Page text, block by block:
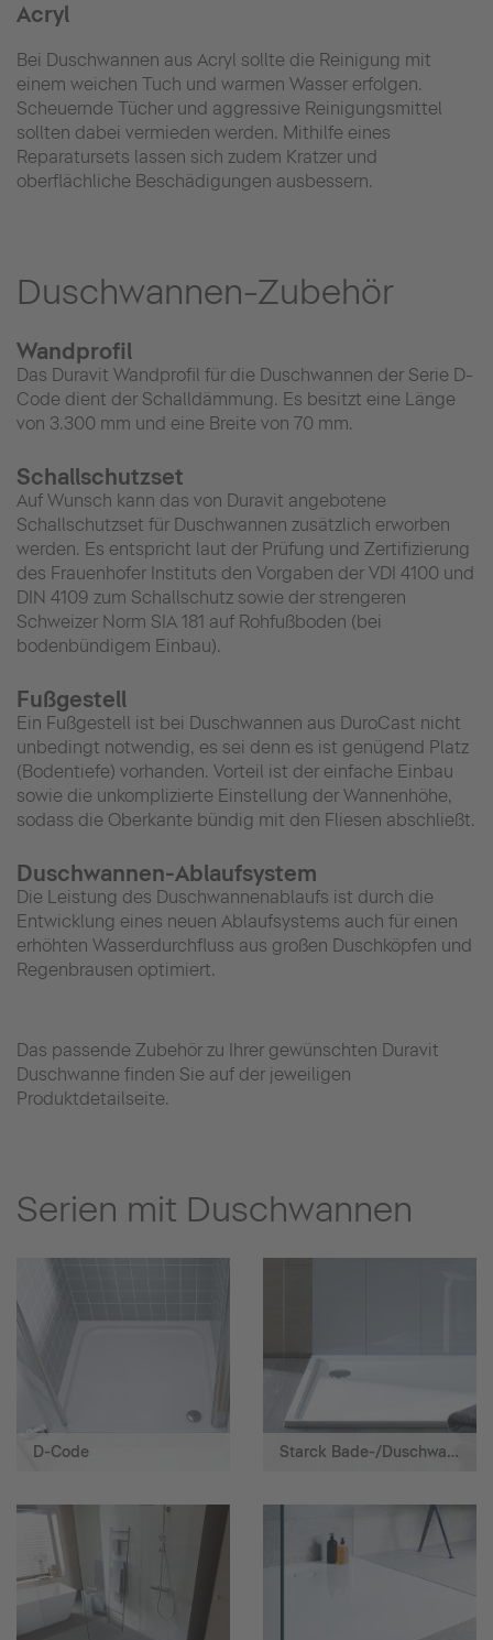
Acryl
Bei Duschwannen aus Acryl sollte die Reinigung mit
einem weichen Tuch und warmen Wasser erfolgen.
Scheuernde Tücher und aggressive Reinigungsmittel
sollten dabei vermieden werden. Mithilfe eines
Reparatursets lassen sich zudem Kratzer und
oberflächliche Beschädigungen ausbessern.
Duschwannen-Zubehör
Wandprofil
Das Duravit Wandprofil für die Duschwannen der Serie D-
Code dient der Schalldämmung. Es besitzt eine Länge
von 3.300 mm und eine Breite von 70 mm.
Schallschutzset
Auf Wunsch kann das von Duravit angebotene
Schallschutzset für Duschwannen zusätzlich erworben
werden. Es entspricht laut der Prüfung und Zertifizierung
des Frauenhofer Instituts den Vorgaben der VDI 4100 und
DIN 4109 zum Schallschutz sowie der strengeren
Schweizer Norm SIA 181 auf Rohfußboden (bei
bodenbündigem Einbau).
Fußgestell
Ein Fußgestell ist bei Duschwannen aus DuroCast nicht
unbedingt notwendig, es sei denn es ist genügend Platz
(Bodentiefe) vorhanden. Vorteil ist der einfache Einbau
sowie die unkomplizierte Einstellung der Wannenhöhe,
sodass die Oberkante bündig mit den Fliesen abschließt.
Duschwannen-Ablaufsystem
Die Leistung des Duschwannenablaufs ist durch die
Entwicklung eines neuen Ablaufsystems auch für einen
erhöhten Wasserdurchfluss aus großen Duschköpfen und
Regenbrausen optimiert.
Das passende Zubehör zu Ihrer gewünschten Duravit
Duschwanne finden Sie auf der jeweiligen
Produktdetailseite.
Serien mit Duschwannen
D-Code Starck Bade-/Duschwannen